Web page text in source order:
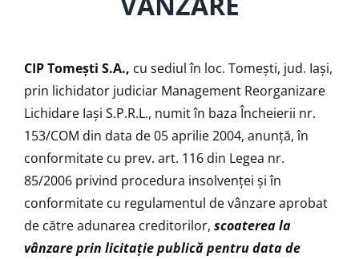
CIP Tomeşti S.A., cu sediul în loc. Tomeşti, jud. Iaşi,
prin lichidator judiciar Management Reorganizare
Lichidare Iaşi S.P.R.L., numit în baza Încheierii nr.
153/COM din data de 05 aprilie 2004, anunţă, în
conformitate cu prev. art. 116 din Legea nr.
85/2006 privind procedura insolvenţei şi în
conformitate cu regulamentul de vânzare aprobat
de către adunarea creditorilor, scoaterea la
vânzare prin licitaţie publică pentru datade